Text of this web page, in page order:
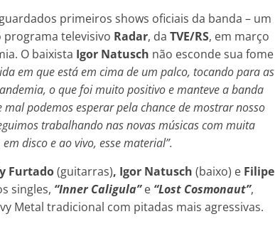
primeiros shows oficiais da banda – um
programa televisivo Radar, da TVE/RS, em março
O baixista Igor Natusch não esconde sua fome
em que está em cima de um palco, tocando para as
o que foi muito positivo e manteve a banda
podemos esperar pela chance de mostrar nosso
trabalhando nas novas músicas com muita
disco e ao vivo, esse material”.
Furtado(guitarras), Igor Natusch (baixo) e Filipe
singles, “Inner Caligula”e “Lost Cosmonaut”,
Metal tradicional com pitadas mais agressivas.